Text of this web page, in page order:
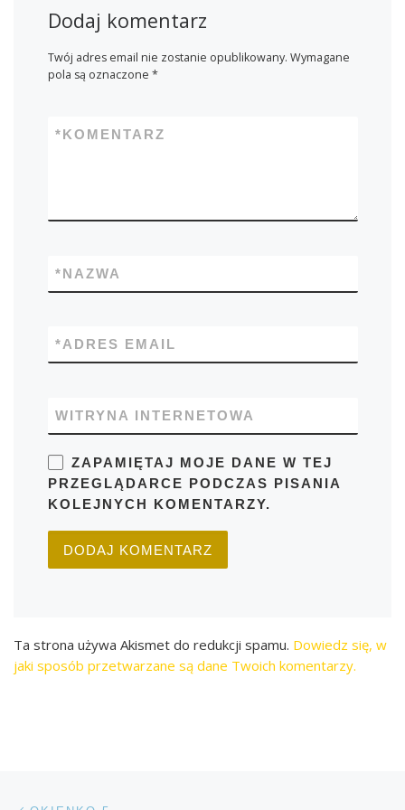
Dodaj komentarz
Twój adres email nie zostanie opublikowany. Wymagane
pola są oznaczone *
KOMENTARZ
*
NAZWA
*
ADRES EMAIL
*
WITRYNA INTERNETOWA
ZAPAMIĘTAJ MOJE DANE W TEJ
PRZEGLĄDARCE PODCZAS PISANIA
KOLEJNYCH KOMENTARZY.
Ta strona używa Akismet do redukcji spamu. Dowiedz się, w
jaki sposób przetwarzane są dane Twoich komentarzy.